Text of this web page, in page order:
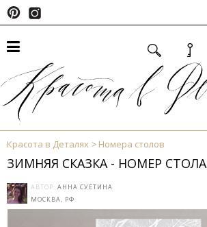
Красота в Деталях Номера столов
ЗИМНЯЯ СКАЗКА - НОМЕР СТОЛА
АВТОР: АННА СУЕТИНА
МОСКВА, РФ